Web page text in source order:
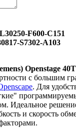
L30250-F600-C151
S7302-A103
Openstage
с большим
. Для
Идеальное
и скорость